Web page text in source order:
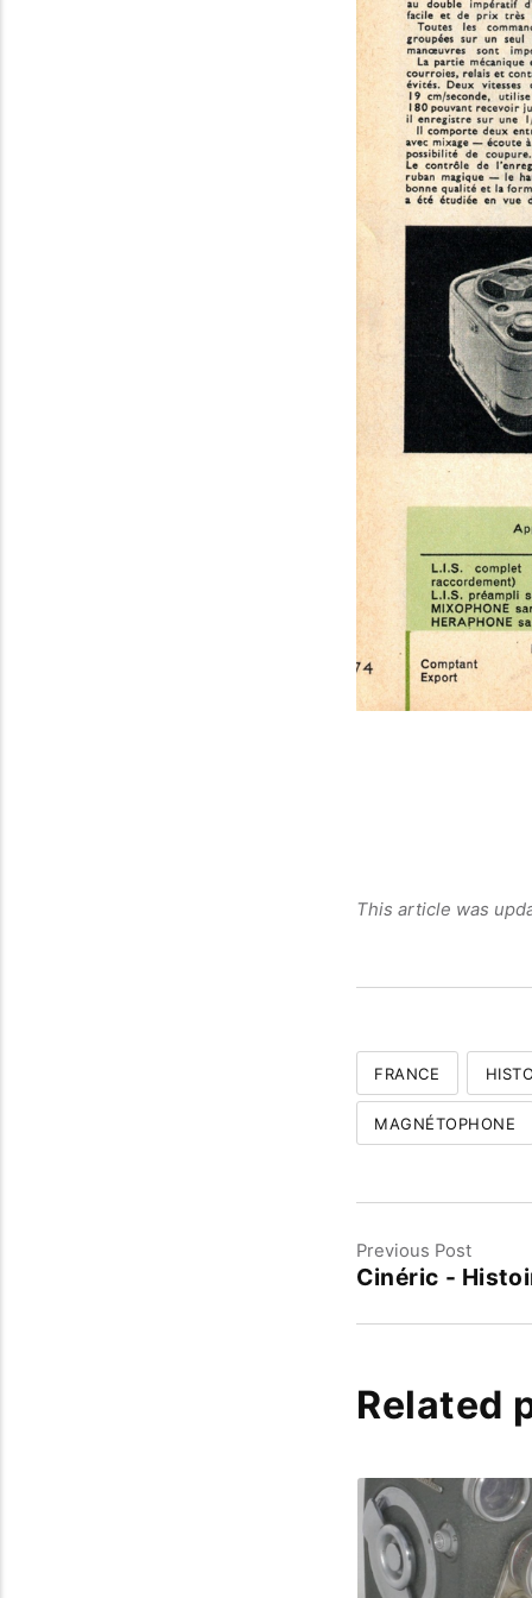
This article was
FRANCE
MAGNÉTOPHONE
Previous Post
Cinéric -
Related